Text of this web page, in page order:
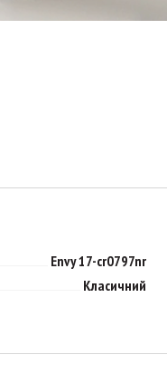
Envy 17-cr0797nr
Класичний